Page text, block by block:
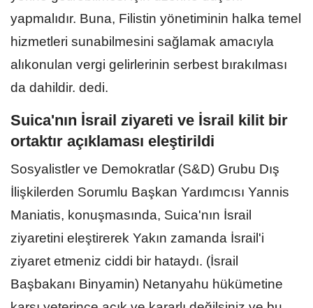
yapmalıdır. Buna, Filistin yönetiminin halka temel
hizmetleri sunabilmesini sağlamak amacıyla
alıkonulan vergi gelirlerinin serbest bırakılması
da dahildir. dedi.
Suica'nın İsrail ziyareti ve İsrail kilit bir
ortaktır açıklaması eleştirildi
Sosyalistler ve Demokratlar (S&D) Grubu Dış
İlişkilerden Sorumlu Başkan Yardımcısı Yannis
Maniatis, konuşmasında, Suica'nın İsrail
ziyaretini eleştirerek Yakın zamanda İsrail'i
ziyaret etmeniz ciddi bir hataydı. (İsrail
Başbakanı Binyamin) Netanyahu hükümetine